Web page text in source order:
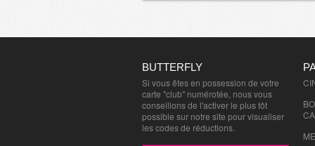
BUTTERFLY
Si vous êtes en possession de votre
carte "club" numérotée, nous vous
conseillons de l'activer le plus tôt
possible sur notre site pour visualiser
les codes de réductions.